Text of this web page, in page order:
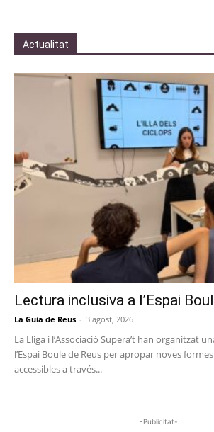
Actualitat
Lectura inclusiva a l’Espai
La Guia de Reus - 3 agost, 2026
La Lliga i l’Associació Supera’t han organitzat
l’Espai Boule de Reus per apropar noves
accessibles a través...
-Publicitat-